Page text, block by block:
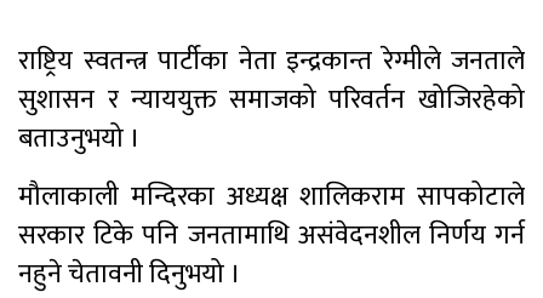
राष्ट्रिय स्वतन्त्र पार्टीका नेता इन्द्रकान्त रेग्मीले जनताले
सुशासन र न्याययुक्त समाजको परिवर्तन खोजिरहेको
बताउनुभयो ।
मौलाकाली मन्दिरका अध्यक्ष शालिकराम सापकोटाले
सरकार टिके पनि जनतामाथि असंवेदनशील निर्णय गर्न
नहुने चेतावनी दिनुभयो ।